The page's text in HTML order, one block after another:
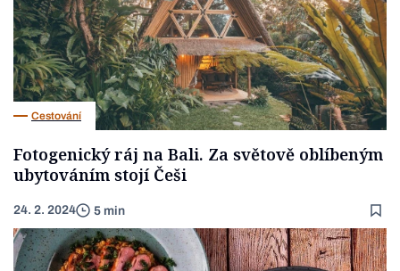
Cestování
Fotogenický ráj na Bali. Za světově oblíbeným
ubytováním stojí Češi
24. 2. 2024 5 min